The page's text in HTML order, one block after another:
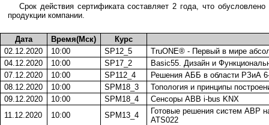
Срок действия сертификата составляет 2 года, что
продукции компании.
Дата Время(Мск)
Курс
02.12.2020
10:00 SP12_5
TruONE® - Первый в мире
04.12.2020
10:00 SP17_2
Basic55. Дизайн и
07.12.2020
10:00 SP112_4
Решения АББ в области РЗиА
08.12.2020
10:00 SPM18_3
Топология и принципы
09.12.2020
10:00 SPM18_4
Сенсоры ABB i-bus KNX
11.12.2020
10:00 SPM13_4
Готовые решения систем АВP
ATS022